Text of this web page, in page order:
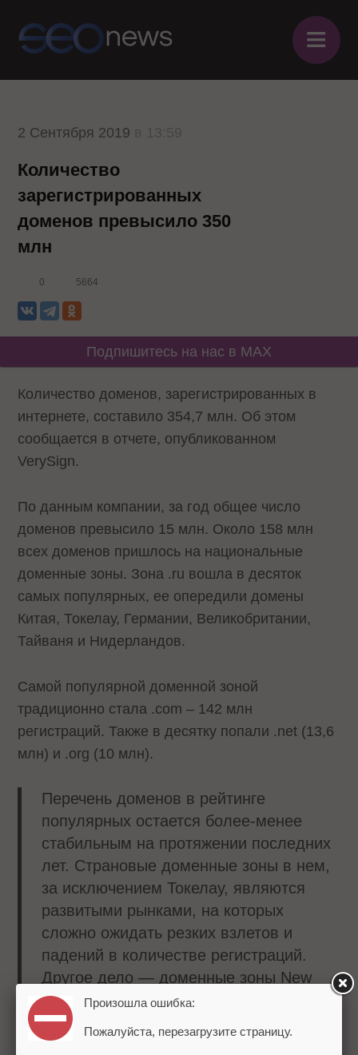
≡
2 Сентября 2019
Количество
зарегистрированных
доменов превысило 350
млн
0 5664
Подпишитесь на нас в MAX
Количество доменов, зарегистрированных в
интернете, составило 354,7 млн. Об этом
сообщается в отчете, опубликованном
VerySign.
По данным компании, за год общее число
доменов превысило 15 млн. Около 158 млн
всех доменов пришлось на национальные
доменные зоны. Зона .ru вошла в десяток
самых популярных, ее опередили домены
Китая, Токелау, Германии, Великобритании,
Тайваня и Нидерландов.
Самой популярной доменной зоной
традиционно стала .com – 142 млн
регистраций. Также в десятку попали .net (13,6
млн) и .org (10 млн).
Перечень доменов в рейтинге
популярных остается более-менее
стабильным на протяжении последних
лет. Страновые доменные зоны в нем,
за исключением Токелау, являются
развитыми рынками, на которых
сложно ожидать резких взлетов и
падений в количестве регистраций.
Другое дело — доменные зоны New
gTLD, в которых наблюдается
динамичный рост из-за активного
появления новых зон, – рассказал
Произошла ошибка:
Пожалуйста, перезагрузите страницу.